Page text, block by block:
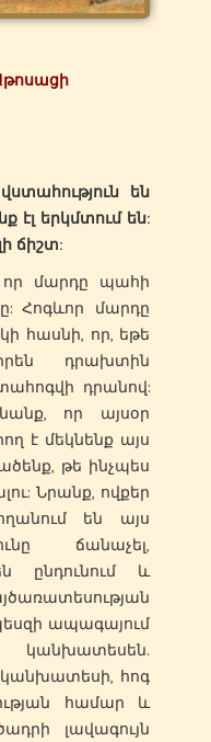
են
էլ երկմտում են:
ճիշտ:
մարդը պահի
Հոգևոր մարդը
հասնի, որ, եթե
դրախտին
դրանով:
որ այսօր
է մեկնենք այս
թե ինչպես
Նրանք, ովքեր
են այս
ճանաչել,
ընդունում և
ապագայում
կանխատեսեն.
հոգ
համար և
լավագույն